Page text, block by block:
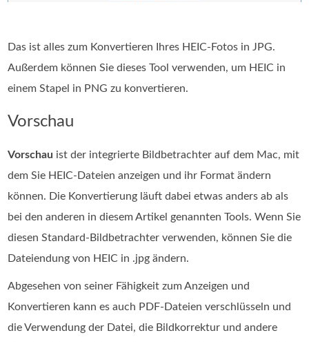
Das ist alles zum Konvertieren Ihres HEIC-Fotos in JPG.
Außerdem können Sie dieses Tool verwenden, um HEIC in
einem Stapel in PNG zu konvertieren.
Vorschau
Vorschau ist der integrierte Bildbetrachter auf dem Mac, mit
dem Sie HEIC‑Dateien anzeigen und ihr Format ändern
können. Die Konvertierung läuft dabei etwas anders ab als
bei den anderen in diesem Artikel genannten Tools. Wenn Sie
diesen Standard-Bildbetrachter verwenden, können Sie die
Dateiendung von HEIC in .jpg ändern.
Abgesehen von seiner Fähigkeit zum Anzeigen und
Konvertieren kann es auch PDF-Dateien verschlüsseln und
die Verwendung der Datei, die Bildkorrektur und andere